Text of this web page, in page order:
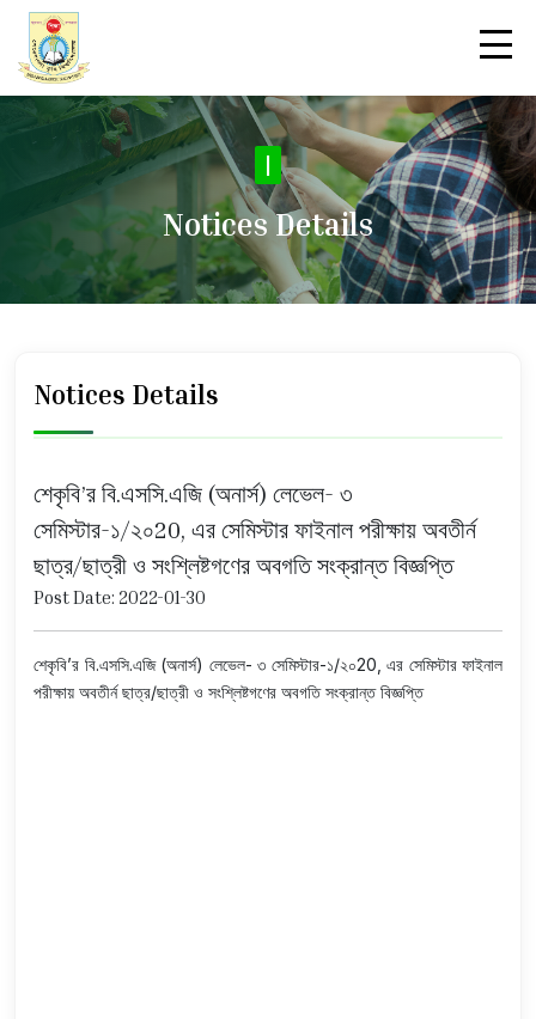
N
Notices Details
Notices Details
শেকৃবি’র বি.এসসি.এজি (অনার্স) লেভেল- ৩
সেমিস্টার-১/২০20, এর সেমিস্টার ফাইনাল পরীক্ষায় অবতীর্ন
ছাত্র/ছাত্রী ও সংশ্লিষ্টগণের অবগতি সংক্রান্ত বিজ্ঞপ্তি
Post Date: 2022-01-30
শেকৃবি’র বি.এসসি.এজি (অনার্স) লেভেল- ৩ সেমিস্টার-১/২০20, এর সেমিস্টার ফাইনাল
পরীক্ষায় অবতীর্ন ছাত্র/ছাত্রী ও সংশ্লিষ্টগণের অবগতি সংক্রান্ত বিজ্ঞপ্তি